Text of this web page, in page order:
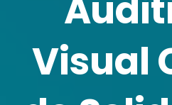
Visual